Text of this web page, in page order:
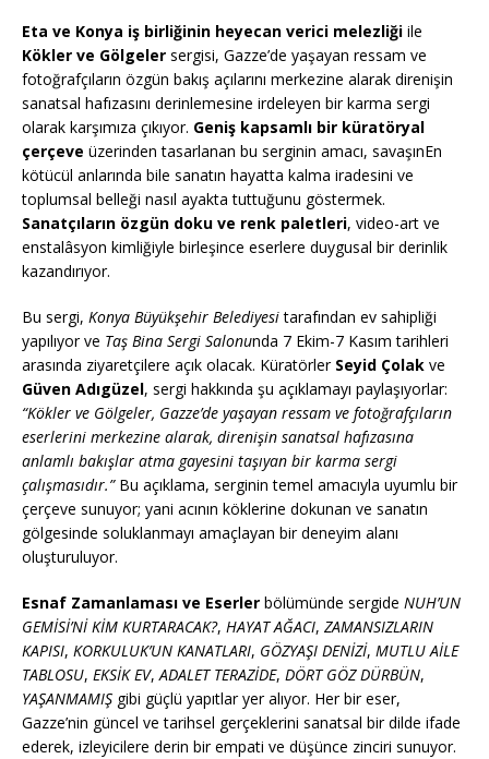
Eta ve Konya iş birliğinin heyecan verici melezliği ile
Kökler ve Gölgeler sergisi, Gazze’de yaşayan ressam ve
fotoğrafçıların özgün bakış açılarını merkezine alarak direnişin
sanatsal hafızasını derinlemesine irdeleyen bir karma sergi
olarak karşımıza çıkıyor. Geniş kapsamlı bir küratöryal
çerçeve üzerinden tasarlanan bu serginin amacı, savaşınEn
kötücül anlarında bile sanatın hayatta kalma iradesini ve
toplumsal belleği nasıl ayakta tuttuğunu göstermek.
Sanatçıların özgün doku ve renk paletleri, video-art ve
enstalâsyon kimliğiyle birleşince eserlere duygusal bir derinlik
kazandırıyor.
Bu sergi, Konya Büyükşehir Belediyesitarafından ev sahipliği
yapılıyor ve Taş Bina Sergi Salonunda 7 Ekim-7 Kasım tarihleri
arasında ziyaretçilere açık olacak. Küratörler Seyid Çolak ve
Güven Adıgüzel, sergi hakkında şu açıklamayı paylaşıyorlar:
“Kökler ve Gölgeler, Gazze’de yaşayan ressam ve fotoğrafçıların
eserlerini merkezine alarak, direnişin sanatsal hafızasına
anlamlı bakışlar atma gayesini taşıyan bir karma sergi
çalışmasıdır.”Bu açıklama, serginin temel amacıyla uyumlu bir
çerçeve sunuyor; yani acının köklerine dokunan ve sanatın
gölgesinde soluklanmayı amaçlayan bir deneyim alanı
oluşturuluyor.
Esnaf Zamanlaması ve Eserler bölümünde sergide NUH’UN
GEMİSİ’Nİ KİM KURTARACAK?, HAYAT AĞACI, ZAMANSIZLARIN
KAPISI, KORKULUK’UN KANATLARI, GÖZYAŞI DENİZİ, MUTLU AİLE
TABLOSU, EKSİK EV,ADALET TERAZİDE, DÖRT GÖZ DÜRBÜN,
YAŞANMAMIŞ gibi güçlü yapıtlar yer alıyor. Her bir eser,
Gazze’nin güncel ve tarihsel gerçeklerini sanatsal bir dilde ifade
ederek, izleyicilere derin bir empati ve düşünce zinciri sunuyor.